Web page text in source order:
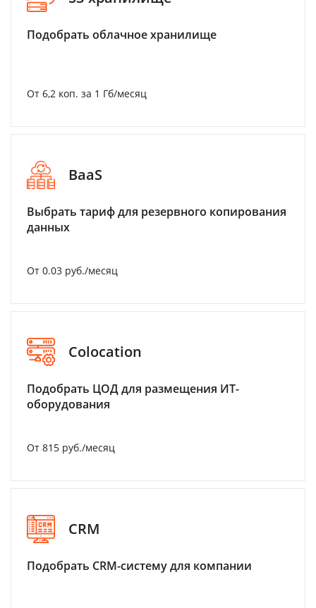
Подобрать облачное хранилище
От 6,2 коп. за 1 Гб/месяц
BaaS
Выбрать тариф для резервного копирования
данных
От 0.03 руб./месяц
Colocation
Подобрать ЦОД для размещения ИТ-
оборудования
От 815 руб./месяц
CRM
Подобрать CRM-систему для компании